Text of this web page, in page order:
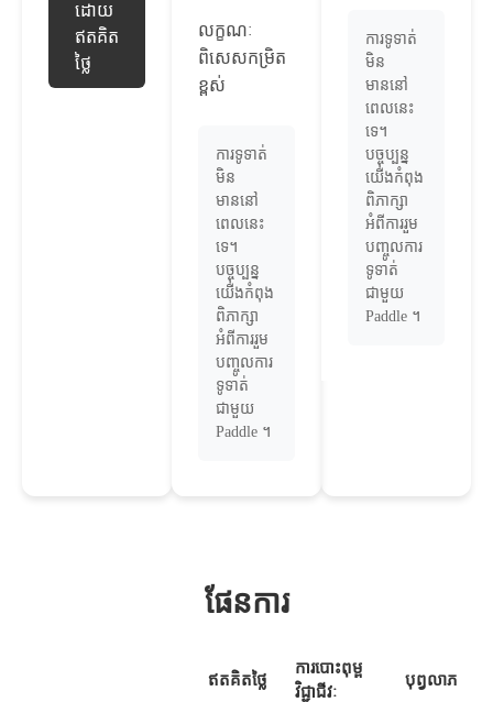
ដោយ
ឥតគិត
ថ្លៃ
លក្ខណៈ
ពិសេសកម្រិត
ខ្ពស់
ការទូទាត់
មិន
មាននៅ
ពេលនេះ
ទេ។
បច្ចុប្បន្ន
យើងកំពុង
ពិភាក្សា
អំពីការរួម
បញ្ចូលការ
ទូទាត់
ជាមួយ
Paddle ។
ការទូទាត់
មិន
មាននៅ
ពេលនេះ
ទេ។
បច្ចុប្បន្ន
យើងកំពុង
ពិភាក្សា
អំពីការរួម
បញ្ចូលការ
ទូទាត់
ជាមួយ
Paddle ។
ផែនការ
ឥតគិតថ្លៃ
ការបោះពុម្ព
វិជ្ជាជីវៈ
បុព្វលាភ